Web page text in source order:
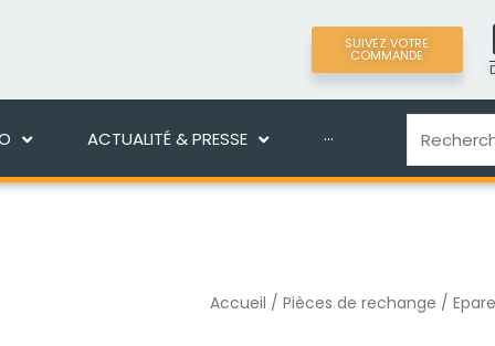
SUIVEZ VOTRE
COMMANDE
ACTUALITÉ & PRESSE ···
ACTUALITÉ &
Accueil / Pièces de rechange /